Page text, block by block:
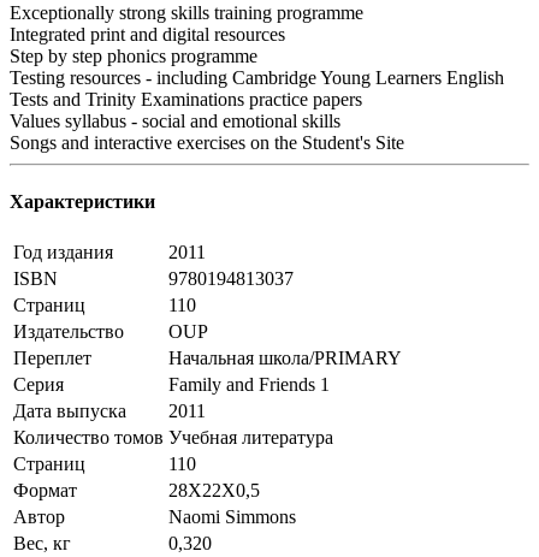
Exceptionally strong skills training programme
Integrated print and digital resources
Step by step phonics programme
Testing resources - including Cambridge Young Learners English
Tests and Trinity Examinations practice papers
Values syllabus - social and emotional skills
Songs and interactive exercises on the Student's Site
Характеристики
Год издания
2011
ISBN
9780194813037
Страниц
110
Издательство
OUP
Переплет
Начальная школа/PRIMARY
Серия
Family and Friends 1
Дата выпуска
2011
Количество томов Учебная литература
Страниц
110
Формат
28Х22Х0,5
Автор
Naomi Simmons
Вес, кг
0,320